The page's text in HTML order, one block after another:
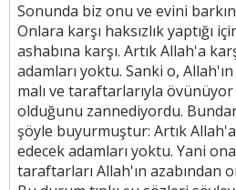
Sonunda biz onu ve evini
Onlara karşı haksızlık yaptığı
ashabına karşı. Artık Allah'a
adamları yoktu. Sanki o,
malı ve taraftarlarıyla
olduğunu zannediyordu.
şöyle buyurmuştur: Artık Allah'a
edecek adamları yoktu. Yani
taraftarları Allah'ın azabından